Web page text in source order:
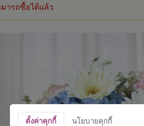
ารถซื้อได้แล้ว
ตั้งค่าคุกกี้ นโยบายคุกกี้